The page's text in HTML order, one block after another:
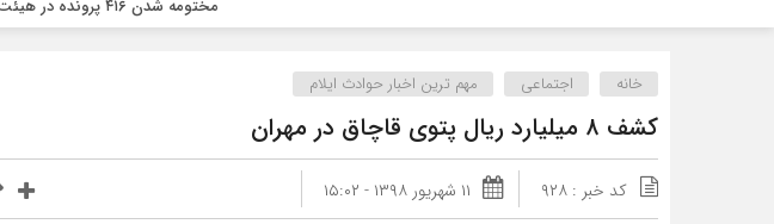
خانه اجتماعی مهم ترین اخبار حوادث ایلام
کشف ۸ میلیارد ریال پتوی قاچاق در مهران
کد خبر : ۹۲۸ ۱۱ شهریور ۱۳۹۸ - ۱۵:۰۲